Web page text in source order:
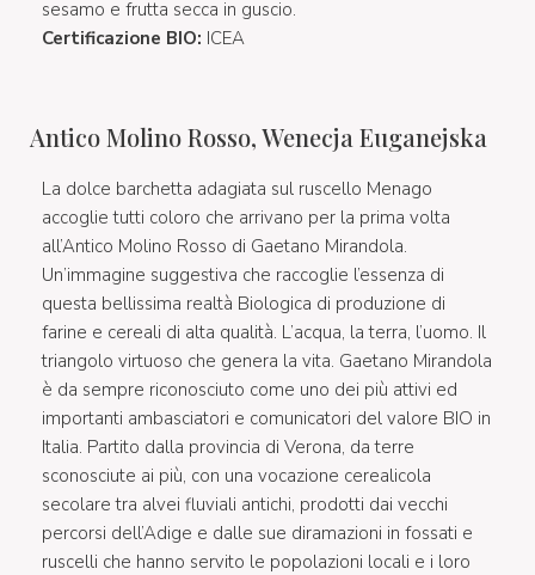
sesamo e frutta secca in guscio.
Certificazione BIO: ICEA
Antico Molino Rosso, Wenecja Euganejska
La dolce barchetta adagiata sul ruscello Menago
accoglie tutti coloro che arrivano per la prima volta
all’Antico Molino Rosso di Gaetano Mirandola.
Un’immagine suggestiva che raccoglie l’essenza di
questa bellissima realtà Biologica di produzione di
farine e cereali di alta qualità. L’acqua, la terra, l’uomo. Il
triangolo virtuoso che genera la vita. Gaetano Mirandola
è da sempre riconosciuto come uno dei più attivi ed
importanti ambasciatori e comunicatori del valore BIO in
Italia. Partito dalla provincia di Verona, da terre
sconosciute ai più, con una vocazione cerealicola
secolare tra alvei fluviali antichi, prodotti dai vecchi
percorsi dell’Adige e dalle sue diramazioni in fossati e
ruscelli che hanno servito le popolazioni locali e i loro